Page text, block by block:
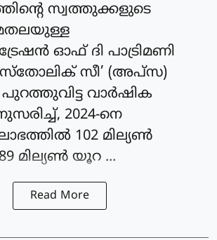
സ്വത്തുക്കളുടെ
ഓഫ് ദി പാട്രിമണി
സീ’ (അപ്‌സ)
വാര്‍ഷിക
2024-നെ
102 മില്യണ്‍
മില്യണ്‍ യൂറ ...
Read More